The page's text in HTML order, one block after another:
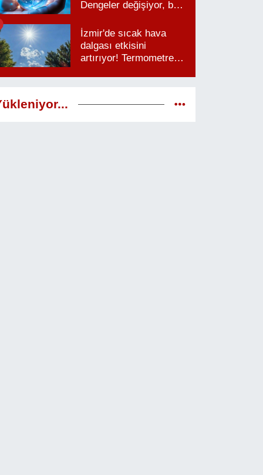
Dengeler değişiyor, bu
İzmir'de sıcak hava
dalgası etkisini
artırıyor! Termometreler